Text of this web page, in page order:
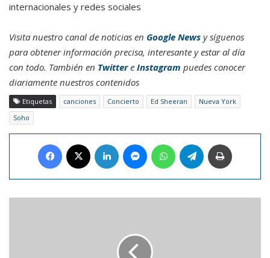
internacionales y redes sociales
Visita nuestro canal de noticias en Google News y síguenos
para obtener información precisa, interesante y estar al día
con todo. También en Twittere Instagram puedes conocer
diariamente nuestros contenidos
Etiquetas canciones Concierto Ed Sheeran
Nueva York
Soho
Facebook LinkedIn MessengerWhatsAppTelegram